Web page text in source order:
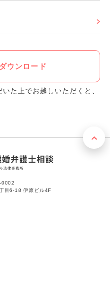
ウンロード
た上でお越しいただくと、
0002
目6-18 伊原ビル4F